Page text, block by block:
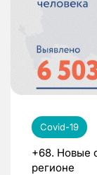
Covid-19
+68. Новые
регионе